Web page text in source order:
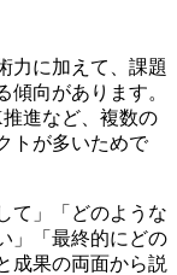
力に加えて、課題
向があります。
進など、複数の
トが多いためで
て」「どのような
」「最終的にどの
成果の両面から説